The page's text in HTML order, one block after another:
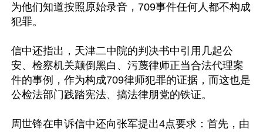
为他们知道按照原始录音，709事件任何人都不构成
犯罪。
信中还指出，天津二中院的判决书中引用几起公
安、检察机关颠倒黑白、污蔑律师正当合法代理案
件的事例，作为构成709律师犯罪的证据，而这也是
公检法部门践踏宪法、搞法律朋党的铁证。
周世锋在申诉信中还向张军提出4点要求：首先，由